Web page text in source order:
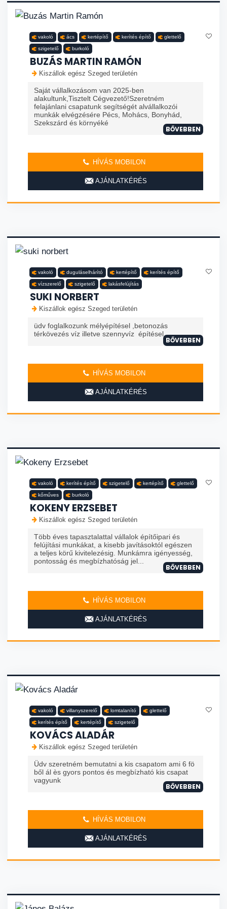
vakoló ács kertépítő kerítés építő glettelő
szigetelő burkoló
BUZÁS MARTIN RAMÓN
Kiszállok egész Szeged területén
Saját vállalkozásom van 2025-ben
alakultunk,Tisztelt Cégvezető!Szeretném
felajánlani csapatunk segítségét alvállalkozói
munkák elvégzésére Pécs, Mohács, Bonyhád,
Szekszárd és környéké
BŐVEBBEN
HÍVÁS MOBILON
AJÁNLATKÉRÉS
vakoló duguláselhárító kertépítő kerítés építő
vízszerelő szigetelő lakásfelújítás
SUKI NORBERT
Kiszállok egész Szeged területén
üdv foglalkozunk mélyépítésel ,betonozás
térkövezés víz illetve szennyvíz építésel
BŐVEBBEN
HÍVÁS MOBILON
AJÁNLATKÉRÉS
vakoló kerítés építő szigetelő kertépítő glettelő
kőműves burkoló
KOKENY ERZSEBET
Kiszállok egész Szeged területén
Több éves tapasztalattal vállalok építőipari és
felújítási munkákat, a kisebb javításoktól egészen
a teljes körű kivitelezésig. Munkámra igényesség,
pontosság és megbízhatóság jel...
BŐVEBBEN
HÍVÁS MOBILON
AJÁNLATKÉRÉS
vakoló villanyszerelő lomtalanító glettelő
kerítés építő kertépítő szigetelő
KOVÁCS ALADÁR
Kiszállok egész Szeged területén
Üdv szeretném bemutatni a kis csapatom ami 6 fö
ből ál ès gyors pontos és megbízható kis csapat
vagyunk
BŐVEBBEN
HÍVÁS MOBILON
AJÁNLATKÉRÉS